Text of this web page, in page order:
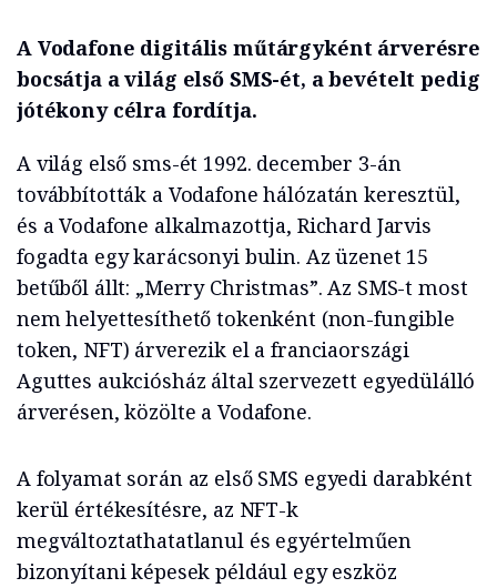
A Vodafone digitális műtárgyként árverésre
bocsátja a világ első SMS-ét, a bevételt pedig
jótékony célra fordítja.
A világ első sms-ét 1992. december 3-án
továbbították a Vodafone hálózatán keresztül,
és a Vodafone alkalmazottja, Richard Jarvis
fogadta egy karácsonyi bulin. Az üzenet 15
betűből állt: „Merry Christmas”. Az SMS-t most
nem helyettesíthető tokenként (non-fungible
token, NFT) árverezik el a franciaországi
Aguttes aukciósház által szervezett egyedülálló
árverésen, közölte a Vodafone.
A folyamat során az első SMS egyedi darabként
kerül értékesítésre, az NFT-k
megváltoztathatatlanul és egyértelműen
bizonyítani képesek például egy eszköz